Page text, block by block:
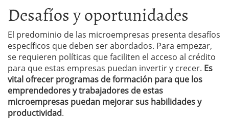
Desafíos y oportunidades
El predominio de las microempresas presenta desafíos
específicos que deben ser abordados. Para empezar,
se requieren políticas que faciliten el acceso al crédito
para que estas empresas puedan invertir y crecer. Es
vital ofrecer programas de formación para que los
emprendedores y trabajadores de estas
microempresas puedan mejorar sus habilidades y
productividad.